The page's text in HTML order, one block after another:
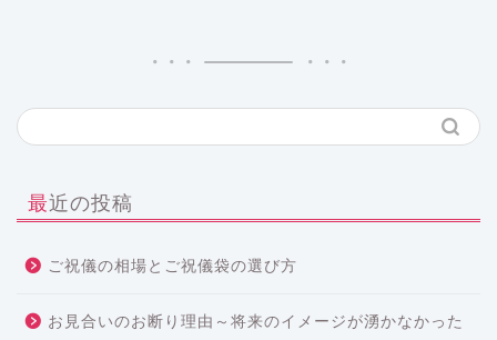
最近の投稿
ご祝儀の相場とご祝儀袋の選び方
お見合いのお断り理由～将来のイメージが湧かなかった